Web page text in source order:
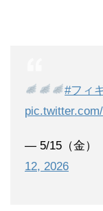
#フィ
— 5/15（金）
12, 2026